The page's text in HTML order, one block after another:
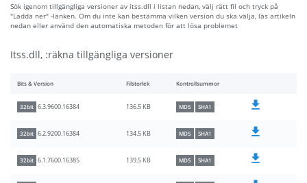
Sök igenom tillgängliga versioner av itss.dll i listan nedan, välj rätt fil och tryck på
"Ladda ner" -länken. Om du inte kan bestämma vilken version du ska välja, läs artikeln
nedan eller använd den automatiska metoden för att lösa problemet
Itss.dll, :räkna tillgängliga versioner
Bits & Version Filstorlek Kontrollsummor
32bit 6.3.9600.16384 136.5 KB MD5 SHA1
32bit 6.2.9200.16384 134.5 KB MD5 SHA1
32bit 6.1.7600.16385 139.5 KB MD5 SHA1